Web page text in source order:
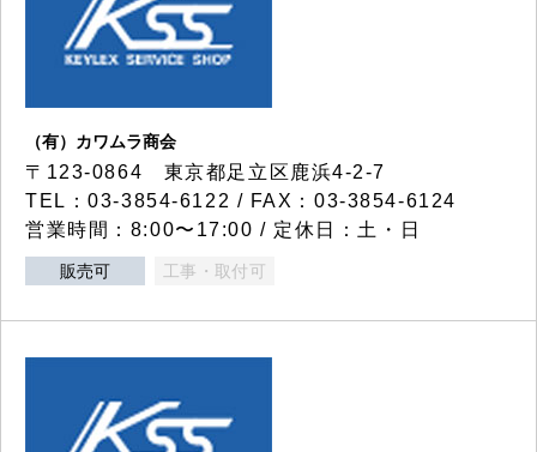
（有）カワムラ商会
〒123-0864 東京都足立区鹿浜4-2-7
TEL：03-3854-6122 / FAX：03-3854-6124
営業時間：8:00〜17:00 / 定休日：土・日
販売可 工事・取付可